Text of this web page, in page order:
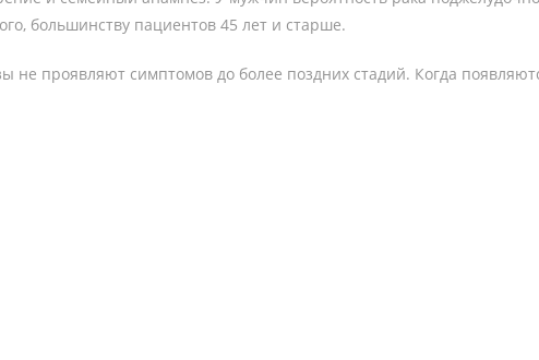
большинству пациентов 45 лет и старше.
проявляют симптомов до более поздних стадий. Когда